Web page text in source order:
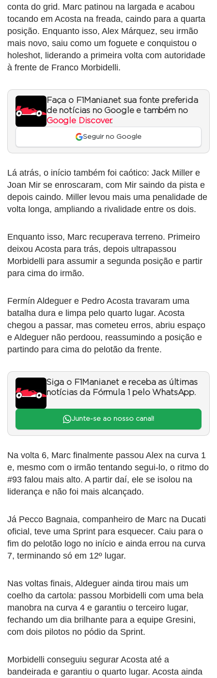
conta do grid. Marc patinou na largada e acabou
tocando em Acosta na freada, caindo para a quarta
posição. Enquanto isso, Alex Márquez, seu irmão
mais novo, saiu como um foguete e conquistou o
holeshot, liderando a primeira volta com autoridade
à frente de Franco Morbidelli.
Faça o F1Mania.net sua fonte preferida
de notícias no Google e também no
Google Discover.
Seguir no Google
Lá atrás, o início também foi caótico: Jack Miller e
Joan Mir se enroscaram, com Mir saindo da pista e
depois caindo. Miller levou mais uma penalidade de
volta longa, ampliando a rivalidade entre os dois.
Enquanto isso, Marc recuperava terreno. Primeiro
deixou Acosta para trás, depois ultrapassou
Morbidelli para assumir a segunda posição e partir
para cima do irmão.
Fermín Aldeguer e Pedro Acosta travaram uma
batalha dura e limpa pelo quarto lugar. Acosta
chegou a passar, mas cometeu erros, abriu espaço
e Aldeguer não perdoou, reassumindo a posição e
partindo para cima do pelotão da frente.
Siga o F1Mania.net e receba as últimas
notícias da Fórmula 1 pelo WhatsApp.
Junte-se ao nosso canal!
Na volta 6, Marc finalmente passou Alex na curva 1
e, mesmo com o irmão tentando segui-lo, o ritmo do
#93 falou mais alto. A partir daí, ele se isolou na
liderança e não foi mais alcançado.
Já Pecco Bagnaia, companheiro de Marc na Ducati
oficial, teve uma Sprint para esquecer. Caiu para o
fim do pelotão logo no início e ainda errou na curva
7, terminando só em 12º lugar.
Nas voltas finais, Aldeguer ainda tirou mais um
coelho da cartola: passou Morbidelli com uma bela
manobra na curva 4 e garantiu o terceiro lugar,
fechando um dia brilhante para a equipe Gresini,
com dois pilotos no pódio da Sprint.
Morbidelli conseguiu segurar Acosta até a
bandeirada e garantiu o quarto lugar. Acosta ainda